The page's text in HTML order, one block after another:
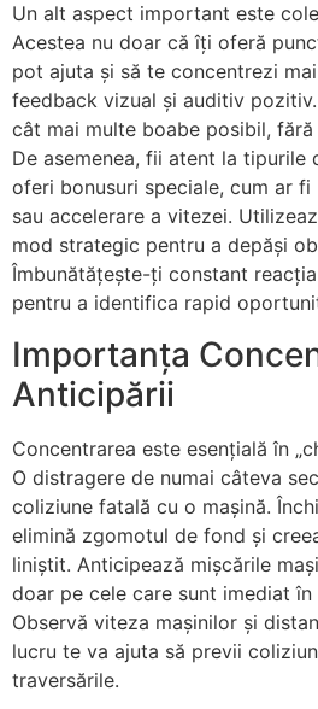
Un alt aspect important este
Acestea nu doar că îți oferă
pot ajuta și să te concentrezi
feedback vizual și auditiv
cât mai multe boabe posibil,
De asemenea, fii atent la tipurile
oferi bonusuri speciale, cum ar
sau accelerare a vitezei.
mod strategic pentru a depăși
Îmbunătățește-ți constant
pentru a identifica rapid
Importanța
Anticipării
Concentrarea este esențială în
O distragere de numai câteva
coliziune fatală cu o mașină.
elimină zgomotul de fond și
liniștit. Anticipează mișcările
doar pe cele care sunt imediat
Observă viteza mașinilor și
lucru te va ajuta să previi
traversările.